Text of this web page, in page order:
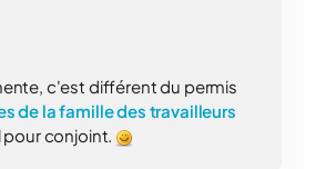
c'est différent du permis
de la famille des travailleurs
pour conjoint.